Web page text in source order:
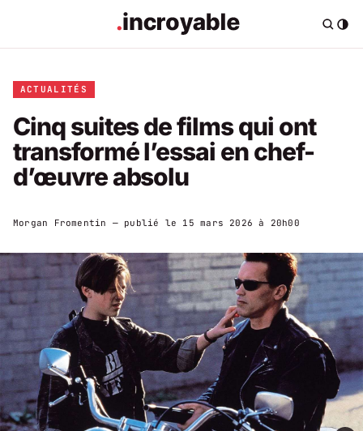
ACTUALITÉS
Cinq suites de films qui ont
transformé l’essai en chef-
d’œuvre absolu
Morgan Fromentin — publié le 15 mars 2026 à 20h00